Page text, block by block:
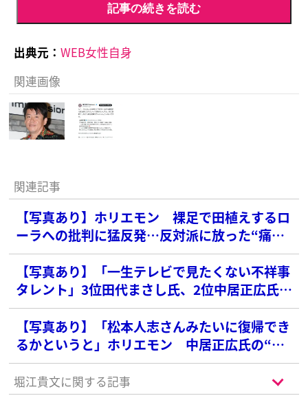
記事の続きを読む
出典元： WEB女性自身
関連画像
関連記事
【写真あり】ホリエモン 裸足で田植えするロ
ーラへの批判に猛反発…反対派に放った“痛烈2
文字”
【写真あり】「一生テレビで見たくない不祥事
タレント」3位田代まさし氏、2位中居正広氏を
抑えた1位は？【2025年最新版】
【写真あり】「松本人志さんみたいに復帰でき
るかというと」ホリエモン 中居正広氏の“性
暴力反論”に私見
堀江貴文に関する記事